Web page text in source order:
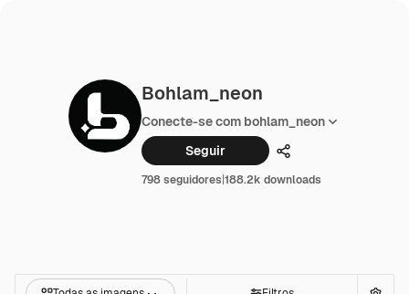
Bohlam_neon
Conecte-se com bohlam_neon
Seguir
Compartilhar
798 seguidores|188.2k downloads